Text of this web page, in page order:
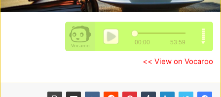
View on Vocaroo >>